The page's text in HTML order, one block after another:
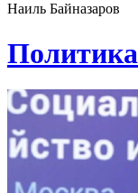
Наиль Байназаров
Политика